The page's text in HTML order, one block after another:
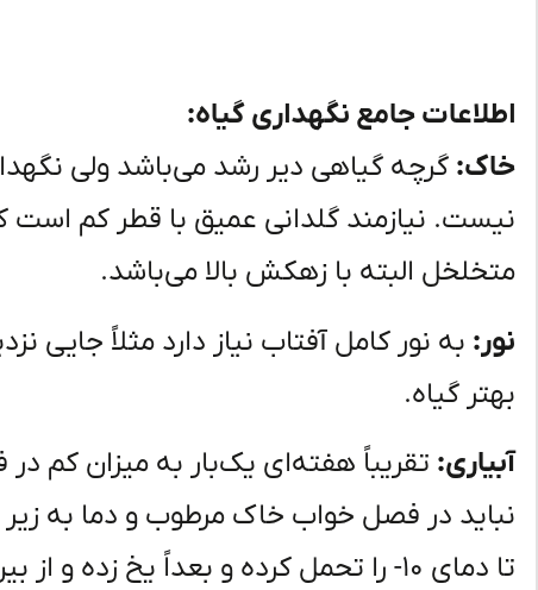
اطلاعات جامع نگهداری گیاه:
خاک: گرچه گیاهی دیر رشد می‌باشد ولی
نیست. نیازمند گلدانی عمیق با قطر کم است
متخلخل البته با زهکش بالا می‌باشد.
نور: به نور کامل آفتاب نیاز دارد مثلاً جایی
بهتر گیاه.
آبیاری: تقریباً هفته‌ای یک‌بار به میزان کم
تا دمای ۱۰- را تحمل کرده و بعداً یخ